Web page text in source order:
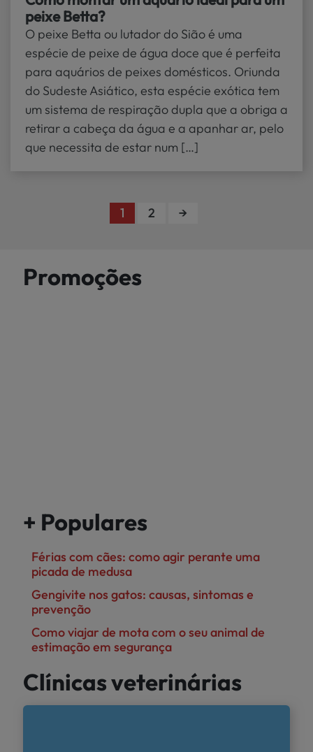
peixe Betta?
O peixe Betta ou lutador do Sião é uma
espécie de peixe de água doce que é perfeita
para aquários de peixes domésticos. Oriunda
do Sudeste Asiático, esta espécie exótica tem
um sistema de respiração dupla que a obriga a
retirar a cabeça da água e a apanhar ar, pelo
que necessita de estar num […]
1 2 →
Promoções
+ Populares
Férias com cães: como agir perante uma
picada de medusa
Gengivite nos gatos: causas, sintomas e
prevenção
Como viajar de mota com o seu animal de
estimação em segurança
Clínicas veterinárias